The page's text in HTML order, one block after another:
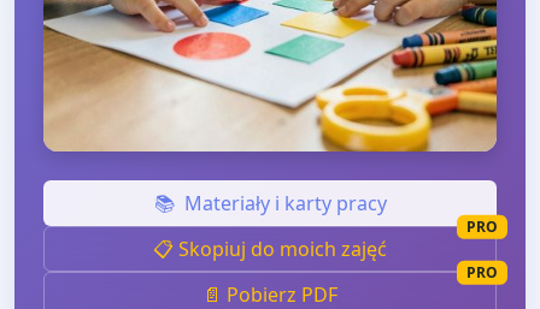
📚 Materiały i karty pracy
📋 Skopiuj do moich zajęć
PRO
📄 Pobierz PDF
PRO